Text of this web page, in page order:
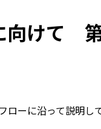
向けて
ーに沿って説明し